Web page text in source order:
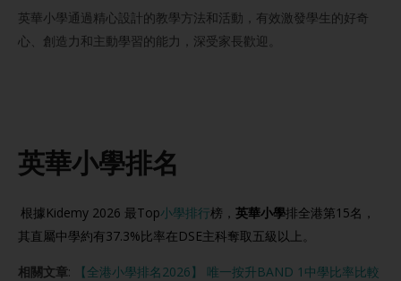
英華小學通過精心設計的教學方法和活動，有效激發學生的好奇
心、創造力和主動學習的能力，深受家長歡迎。
英華小學排名
根據Kidemy 2026 最Top小學排行榜， 英華小學排全港第15名，
其直屬中學約有37.3%比率在DSE主科奪取五級以上。
相關文章:
【全港小學排名2026】 唯一按升BAND 1中學比率比較